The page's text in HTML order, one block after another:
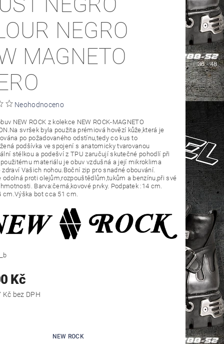
NEGRO
MAGNETO
Neohodnoceno
NEW ROCK z kolekce NEW ROCK-MAGNETO
svršek byla použita prémiová hovězí kůže,která je
po požadovaného odstínu,tedy co kus to
podšívka ve spojení s anatomicky tvarovanou
stélkou a podešví z TPU zaručují skutečné pohodlí při
materiálu je obuv vzdušná a její mikroklima
zdraví Vašich nohou.Boční zip pro snadné obouvání.
odolná proti olejům,rozpouštědlům,tukům a benzínu,při své
Barva:černá,kovové prvky. Podpatek :14 cm.
cm.Výška bot cca 51 cm.
Kč
11 983,47 Kč bez DPH
NEW ROCK